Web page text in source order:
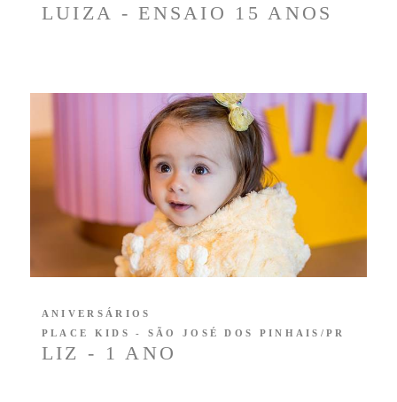
LUIZA - ENSAIO 15 ANOS
LIZ - 1 ANO
ANIVERSÁRIOS
PLACE KIDS - SÃO JOSÉ DOS PINHAIS/PR